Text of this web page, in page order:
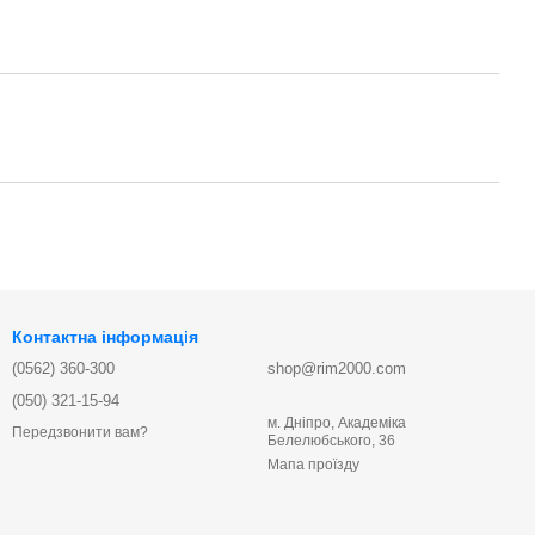
Контактна інформація
(0562) 360-300
(050) 321-15-94
Передзвонити вам?
shop@rim2000.com
м. Дніпро, Академіка
Белелюбського, 36
Мапа проїзду